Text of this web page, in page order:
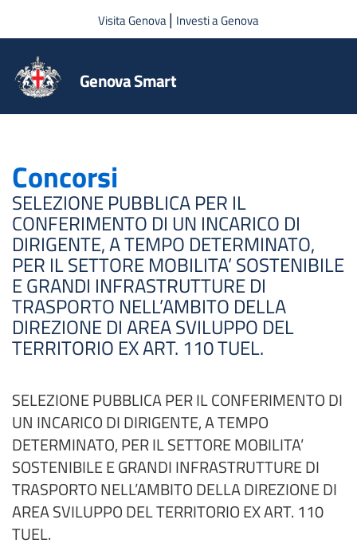
Salta al contenuto principale
Visita Genova| Investi a Genova
Genova Smart
Concorsi
SELEZIONE PUBBLICA PER IL
CONFERIMENTO DI UN INCARICO DI
DIRIGENTE, A TEMPO DETERMINATO,
PER IL SETTORE MOBILITA’ SOSTENIBILE
E GRANDI INFRASTRUTTURE DI
TRASPORTO NELL’AMBITO DELLA
DIREZIONE DI AREA SVILUPPO DEL
TERRITORIO EX ART. 110 TUEL.
SELEZIONE PUBBLICA PER IL CONFERIMENTO DI
UN INCARICO DI DIRIGENTE, A TEMPO
DETERMINATO, PER IL SETTORE MOBILITA’
SOSTENIBILE E GRANDI INFRASTRUTTURE DI
TRASPORTO NELL’AMBITO DELLA DIREZIONE DI
AREA SVILUPPO DEL TERRITORIO EX ART. 110
TUEL.